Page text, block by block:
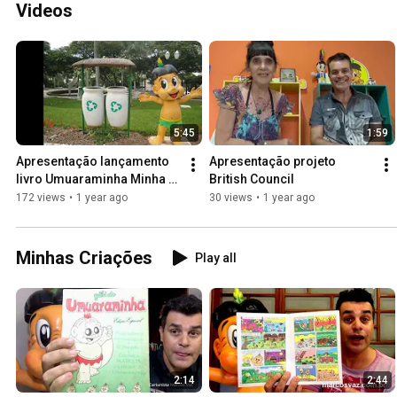
Videos
5:45
Apresentação lançamento
livro Umuaraminha Minha
Umuarama Oriental
172 views • 1 year ago
1:59
Apresentação projeto
British Council
30 views • 1 year ago
Minhas Criações Play all
2:14 2:44